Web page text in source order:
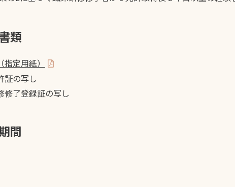
類
定用紙）
証の写し
修了登録証の写し
間